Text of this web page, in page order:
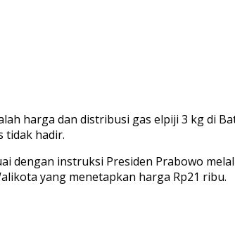
harga dan distribusi gas elpiji 3 kg di
tidak hadir.
dengan instruksi Presiden Prabowo
yang menetapkan harga Rp21 ribu.